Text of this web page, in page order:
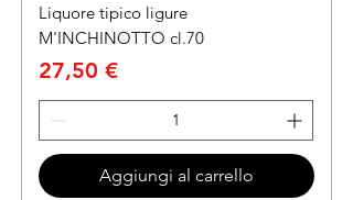
Liquore tipico ligure
M'INCHINOTTO cl.70
Prezzo
27,50 €
Aggiungi al carrello